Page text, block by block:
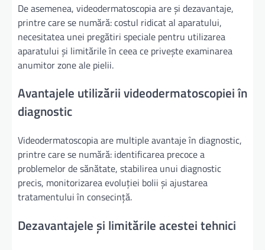
De asemenea, videodermatoscopia are și dezavantaje,
printre care se numără: costul ridicat al aparatului,
necesitatea unei pregătiri speciale pentru utilizarea
aparatului și limitările în ceea ce privește examinarea
anumitor zone ale pielii.
Avantajele utilizării videodermatoscopiei în
diagnostic
Videodermatoscopia are multiple avantaje în diagnostic,
printre care se numără: identificarea precoce a
problemelor de sănătate, stabilirea unui diagnostic
precis, monitorizarea evoluției bolii și ajustarea
tratamentului în consecință.
Dezavantajele și limitările acestei tehnici